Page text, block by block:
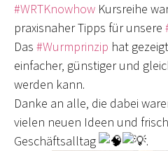
#WRTKnowhow Kursreihe
praxisnaher Tipps für unsere
Das #Wurmprinzip hat
einfacher, günstiger und
werden kann.
Danke an alle, die dabei
vielen neuen Ideen und
Geschäftsalltag
.